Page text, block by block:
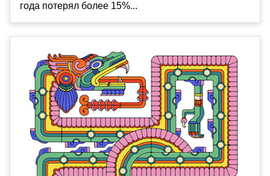
года потерял более 15%...